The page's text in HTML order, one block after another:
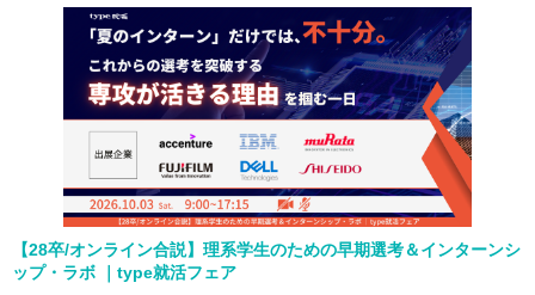
【28卒/オンライン合説】理系学生のための早期選考＆インターンシ
ップ・ラボ ｜type就活フェア